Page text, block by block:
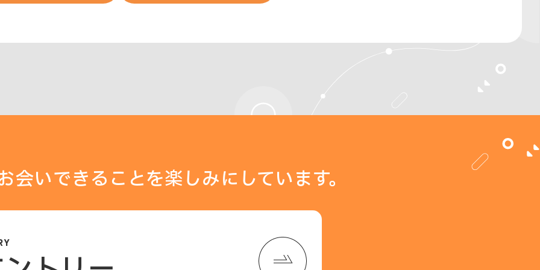
会いできることを楽しみにしています。